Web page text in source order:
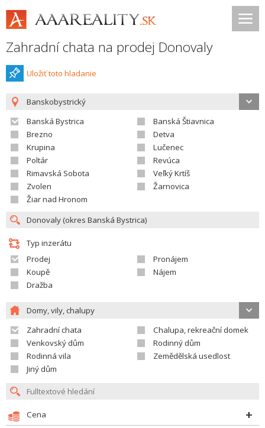
Zahradní chata na prodej Donovaly
Uložiť toto hladanie
Banskobystrický
Banská Bystrica
Banská Štiavnica
Brezno
Detva
Krupina
Lučenec
Poltár
Revúca
Rimavská Sobota
Veľký Krtíš
Zvolen
Žarnovica
Žiar nad Hronom
Typ inzerátu
Prodej
Pronájem
Koupě
Nájem
Dražba
Domy, vily, chalupy
Zahradní chata
Chalupa, rekreační domek
Venkovský dům
Rodinný dům
Rodinná vila
Zemědělská usedlost
Jiný dům
Cena